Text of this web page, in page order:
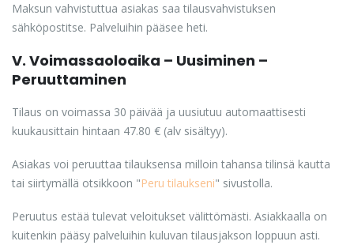
Maksun vahvistuttua asiakas saa tilausvahvistuksen
sähköpostitse. Palveluihin pääsee heti.
V. Voimassaoloaika – Uusiminen –
Peruuttaminen
Tilaus on voimassa 30 päivää ja uusiutuu automaattisesti
kuukausittain hintaan 47.80 € (alv sisältyy).
Asiakas voi peruuttaa tilauksensa milloin tahansa tilinsä kautta
tai siirtymällä otsikkoon "Peru tilaukseni" sivustolla.
Peruutus estää tulevat veloitukset välittömästi. Asiakkaalla on
kuitenkin pääsy palveluihin kuluvan tilausjakson loppuun asti.